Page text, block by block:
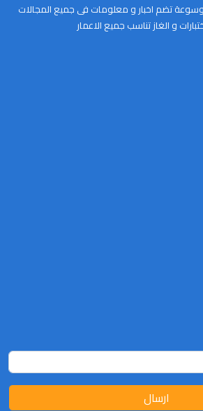
تضم اخبار و معلومات فى جميع المجالات
و الغاز تناسب جميع الاعمار
ارسال